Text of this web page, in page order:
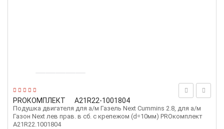
PROКОМПЛЕКТ A21R22-1001804
Подушка двигателя для а/м Газель Next Cummins 2.8, для а/м
Газон Next лев прав. в сб. с крепежом (d=10мм) PROкомплект
A21R22.1001804